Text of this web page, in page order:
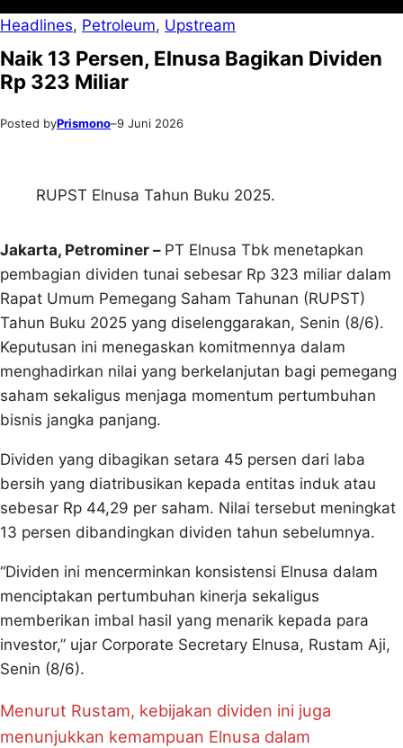
Headlines, Petroleum, Upstream
Naik 13 Persen, Elnusa Bagikan Dividen
Rp 323 Miliar
Posted byPrismono–9 Juni 2026
RUPST Elnusa Tahun Buku 2025.
Jakarta, Petrominer – PT Elnusa Tbk menetapkan
pembagian dividen tunai sebesar Rp 323 miliar dalam
Rapat Umum Pemegang Saham Tahunan (RUPST)
Tahun Buku 2025 yang diselenggarakan, Senin (8/6).
Keputusan ini menegaskan komitmennya dalam
menghadirkan nilai yang berkelanjutan bagi pemegang
saham sekaligus menjaga momentum pertumbuhan
bisnis jangka panjang.
Dividen yang dibagikan setara 45 persen dari laba
bersih yang diatribusikan kepada entitas induk atau
sebesar Rp 44,29 per saham. Nilai tersebut meningkat
13 persen dibandingkan dividen tahun sebelumnya.
“Dividen ini mencerminkan konsistensi Elnusa dalam
menciptakan pertumbuhan kinerja sekaligus
memberikan imbal hasil yang menarik kepada para
investor,” ujar Corporate Secretary Elnusa, Rustam Aji,
Senin (8/6).
Menurut Rustam, kebijakan dividen ini juga
menunjukkan kemampuan Elnusa dalam